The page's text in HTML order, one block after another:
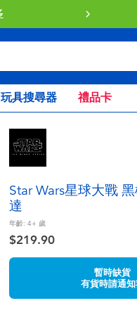
玩具搜尋器 禮品卡
Star Wars星球大戰
達
年齡: 4+ 歲
$219.90
暫時缺貨
有貨時請通知